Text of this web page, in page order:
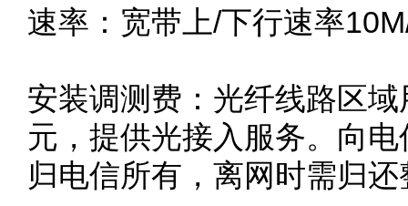
速率：宽带上/下行速率
安装调测费：光纤线路区
元，提供光接入服务。向
归电信所有，离网时需归